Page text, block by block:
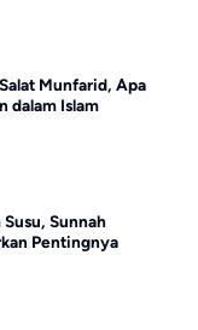
Munfarid, Apa
dalam Islam
Sunnah
Pentingnya